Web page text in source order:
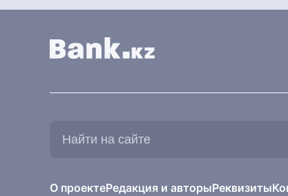
О проектеРедакция и авторыРеквизиты